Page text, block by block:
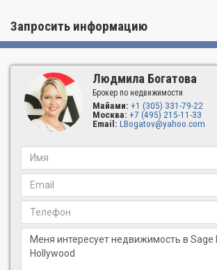
Запросить информацию
Людмила Богатова
Брокер по недвижимости
Майами: +1 (305) 331-79-22
Москва: +7 (495) 215-11-33
Email: LBogatov@yahoo.com